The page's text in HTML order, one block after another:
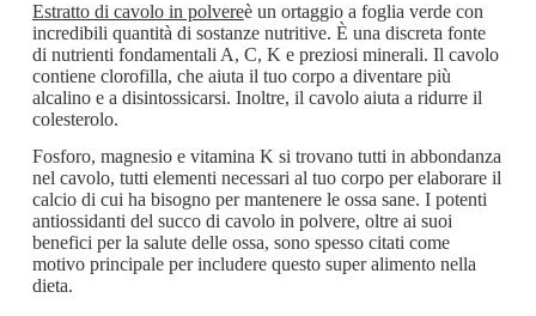
Estratto di cavolo in polvereè un ortaggio a foglia verde con
incredibili quantità di sostanze nutritive. È una discreta fonte
di nutrienti fondamentali A, C, K e preziosi minerali. Il cavolo
contiene clorofilla, che aiuta il tuo corpo a diventare più
alcalino e a disintossicarsi. Inoltre, il cavolo aiuta a ridurre il
colesterolo.
Fosforo, magnesio e vitamina K si trovano tutti in abbondanza
nel cavolo, tutti elementi necessari al tuo corpo per elaborare il
calcio di cui ha bisogno per mantenere le ossa sane. I potenti
antiossidanti del succo di cavolo in polvere, oltre ai suoi
benefici per la salute delle ossa, sono spesso citati come
motivo principale per includere questo super alimento nella
dieta.